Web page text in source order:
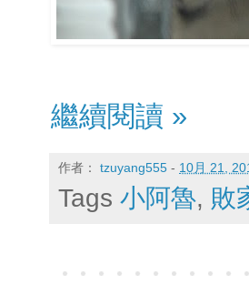
繼續閱讀 »
作者： tzuyang555 - 10月 21,
Tags 小阿魯, 敗